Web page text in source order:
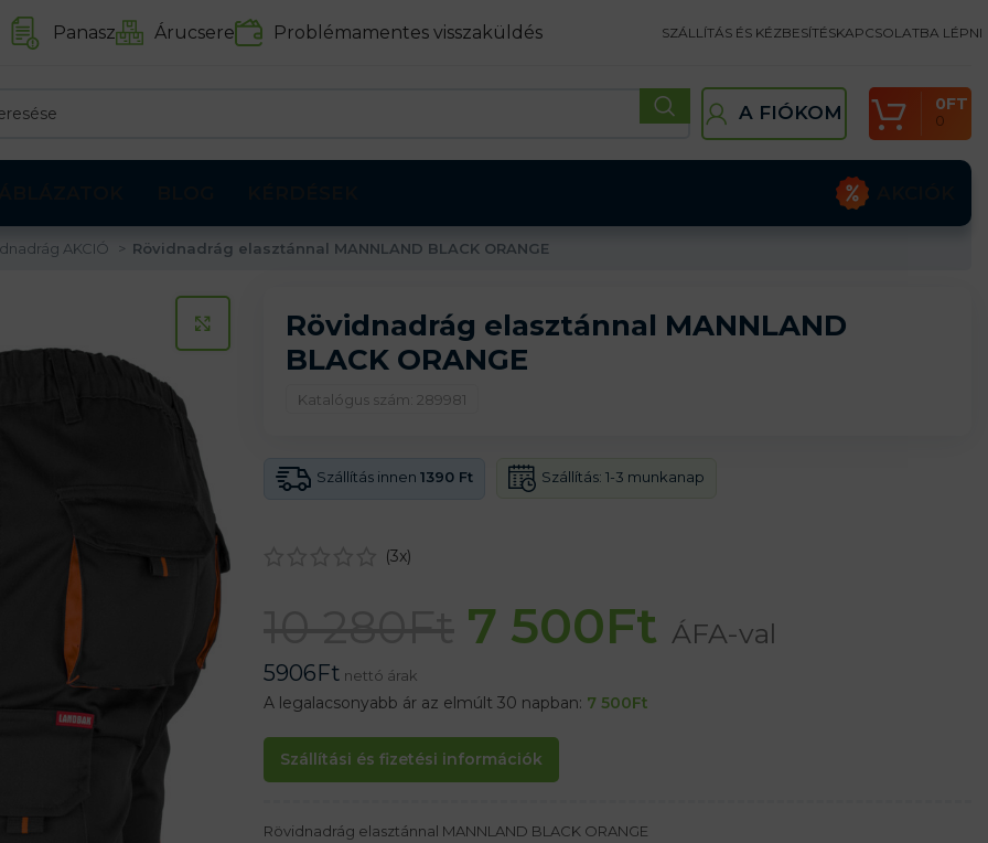
Panasz Árucsere Problémamentes visszaküldés SZÁLLÍTÁS ÉS KÉZBESÍTÉSKAPCSOLATBA LÉPNI
A FIÓKOM 0
0FT
AKCIÓ Rövidnadrág elasztánnal MANNLAND BLACK ORANGE
KATTINTS A KINAGYÍTÁSHOZ
Rövidnadrág elasztánnal MANNLAND
BLACK ORANGE
Katalógus szám: 289981
Szállítás innen 1390 Ft Szállítás: 1-3 munkanap
(3x)
7 500Ft ÁFA-val
5906Ft nettó árak
A legalacsonyabb ár az elmúlt 30 napban: 7 500Ft
Szállítási és fizetési információk
Rövidnadrág elasztánnal MANNLAND BLACK ORANGE